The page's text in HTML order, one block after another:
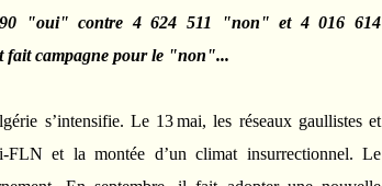
"oui" contre 4 624 511 "non" et 4 016 614
fait campagne pour le "non"...
s’intensifie. Le 13 mai, les réseaux gaullistes et
FLN et la montée d’un climat insurrectionnel. Le